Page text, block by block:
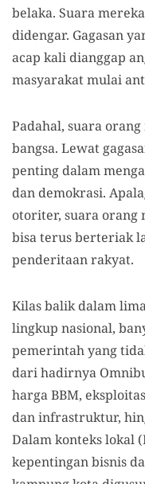
belaka. Suara
didengar. Gagasan
acap kali dianggap
masyarakat mulai
Padahal, suara
bangsa. Lewat
penting dalam
dan demokrasi.
otoriter, suara orang
bisa terus berteriak
penderitaan rakyat.
Kilas balik dalam
lingkup nasional,
pemerintah yang
dari hadirnya
harga BBM,
dan infrastruktur,
Dalam konteks lokal
kepentingan bisnis